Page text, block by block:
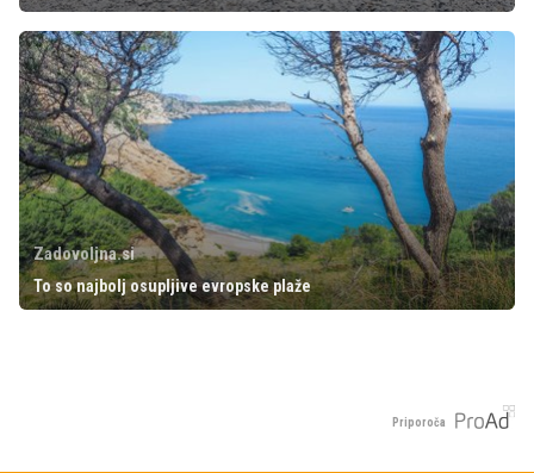
Zadovoljna.si
To so najbolj osupljive evropske plaže
Priporoča